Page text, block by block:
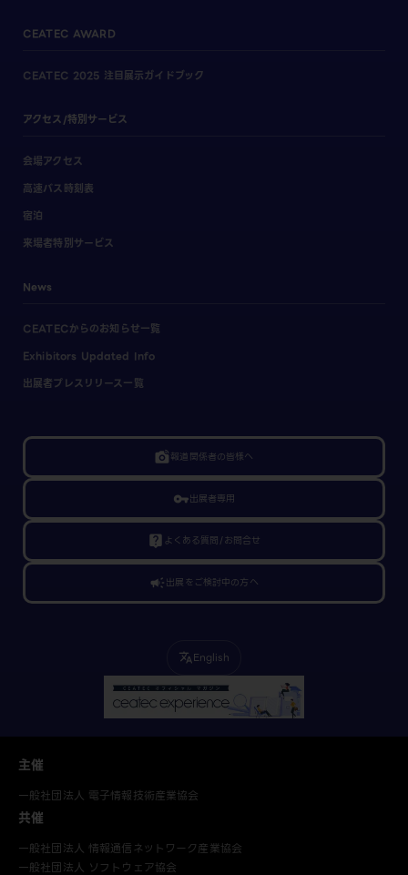
CEATEC AWARD
CEATEC 2025 注目展示ガイドブック
アクセス/特別サービス
会場アクセス
高速バス時刻表
宿泊
来場者特別サービス
News
CEATECからのお知らせ一覧
Exhibitors Updated Info
出展者プレスリリース一覧
linked_camera報道関係者の皆様へ
vpn_key出展者専用
live_help よくある質問/お問合せ
campaign出展をご検討中の方へ
translateEnglish
主催
一般社団法人 電子情報技術産業協会
共催
一般社団法人 情報通信ネットワーク産業協会
一般社団法人 ソフトウェア協会